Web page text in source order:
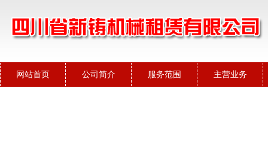
网站首页 公司简介 服务范围 主营业务